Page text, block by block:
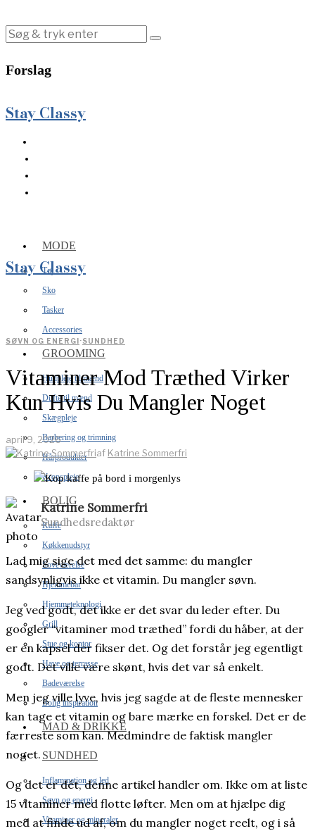
Forslag
Stay Classy
MODE
Tøj
Sko
Tasker
Accessories
GROOMING
Hudpleje til mænd
Dufte til mænd
Skægpleje
Barbering og trimning
Hårprodukter
Kropspleje
BOLIG
Kaffe
Køkkenudstyr
Soveværelse
Hjemmebar
Hjemmeteknologi
Grill
Stue og kontor
Have og terrasse
Badeværelse
Bolig inspiration
MAD & DRIKKE
SUNDHED
Inflammation og led
Søvn og energi
Vitaminer og mineraler
Stay Classy
SØVN OG ENERGI·SUNDHED
Vitaminer Mod Træthed Virker
Kun Hvis Du Mangler Noget
april 9, 2026
af Katrine Sommerfri
Katrine Sommerfri
Sundhedsredaktør
Lad mig sige det med det samme: du mangler
sandsynligvis ikke et vitamin. Du mangler søvn.
Jeg ved godt, det ikke er det svar du leder efter. Du
googler “vitaminer mod træthed” fordi du håber, at der
er en kapsel der fikser det. Og det forstår jeg egentligt
godt. Det ville være skønt, hvis det var så enkelt.
Men jeg ville lyve, hvis jeg sagde at de fleste mennesker
kan tage et vitamin og bare mærke en forskel. Det er de
færreste som kan. Medmindre de faktisk mangler
noget.
Og det er dét, denne artikel handler om. Ikke om at liste
15 vitaminer med flotte løfter. Men om at hjælpe dig
med at finde ud af, om du mangler noget reelt, og i så